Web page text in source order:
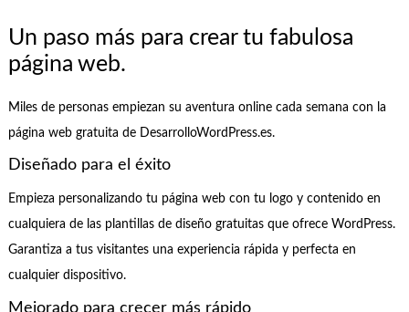
Un paso más para crear tu fabulosa
página web.
Miles de personas empiezan su aventura online cada semana con la
página web gratuita de DesarrolloWordPress.es.
Diseñado para el éxito
Empieza personalizando tu página web con tu logo y contenido en
cualquiera de las plantillas de diseño gratuitas que ofrece WordPress.
Garantiza a tus visitantes una experiencia rápida y perfecta en
cualquier dispositivo.
Mejorado para crecer más rápido